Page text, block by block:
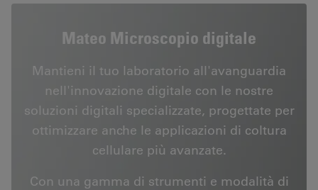
Mateo Microscopio digitale
Mantieni il tuo laboratorio all'avanguardia
nell'innovazione digitale con le nostre
soluzioni digitali specializzate, progettate per
ottimizzare anche le applicazioni di coltura
cellulare più avanzate.
Con una gamma di strumenti e modalità di